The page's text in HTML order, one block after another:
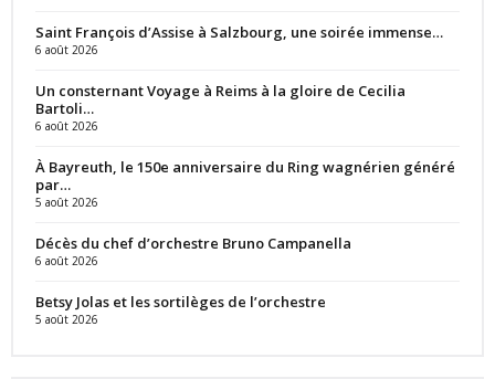
Saint François d’Assise à Salzbourg, une soirée immense…
6 août 2026
Un consternant Voyage à Reims à la gloire de Cecilia
Bartoli…
6 août 2026
À Bayreuth, le 150e anniversaire du Ring wagnérien généré
par…
5 août 2026
Décès du chef d’orchestre Bruno Campanella
6 août 2026
Betsy Jolas et les sortilèges de l’orchestre
5 août 2026